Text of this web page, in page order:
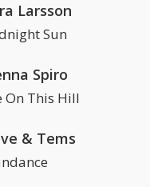
Larsson
Sun
Spiro
On This Hill
& Tems